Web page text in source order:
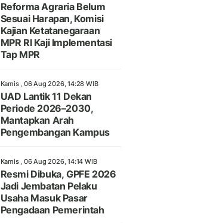
Reforma Agraria Belum
Sesuai Harapan, Komisi
Kajian Ketatanegaraan
MPR RI Kaji Implementasi
Tap MPR
Kamis , 06 Aug 2026, 14:28 WIB
UAD Lantik 11 Dekan
Periode 2026–2030,
Mantapkan Arah
Pengembangan Kampus
Kamis , 06 Aug 2026, 14:14 WIB
Resmi Dibuka, GPFE 2026
Jadi Jembatan Pelaku
Usaha Masuk Pasar
Pengadaan Pemerintah